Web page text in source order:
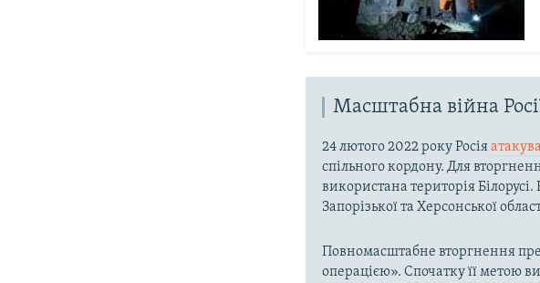
Масштабна війна
24 лютого 2022 року Росія
спільного кордону. Для
використана територія
Запорізької та Херсонської
Повномасштабне вторгнення
операцією». Спочатку її метою